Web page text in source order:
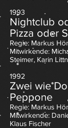
1993
Nightclub
Pizza oder
Regie: Markus
Mitwirkende:
Steimer, Karin
1992
Zwei wie
Peppone
Regie: Markus
Mitwirkende:
Klaus Fischer